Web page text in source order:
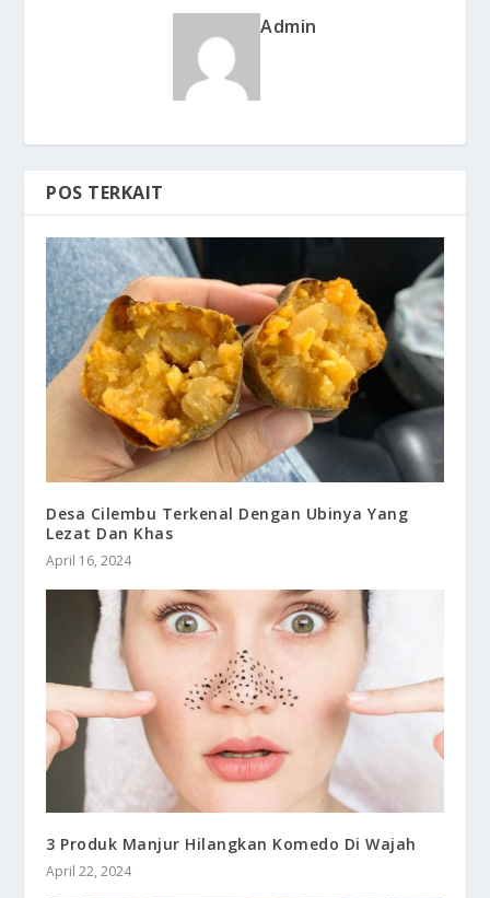
Admin
POS TERKAIT
Desa Cilembu Terkenal Dengan Ubinya Yang
Lezat Dan Khas
April 16, 2024
3 Produk Manjur Hilangkan Komedo Di Wajah
April 22, 2024